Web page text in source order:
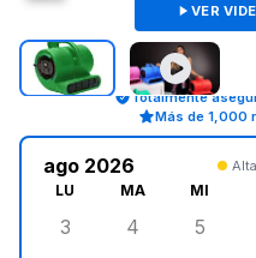
VER
Totalmente
Más de 1,000
ago 2026
LU MA MI
lunes, agosto 3, 2026
3
martes,
4 5